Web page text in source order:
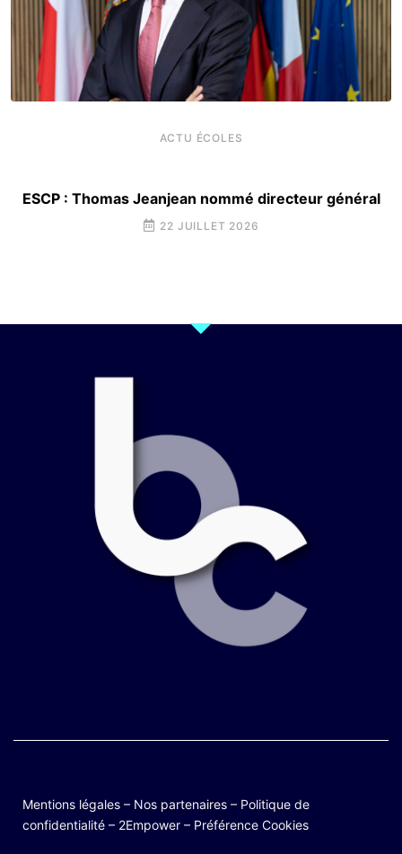
ACTU ÉCOLES
ESCP : Thomas Jeanjean nommé directeur général
22 JUILLET 2026
Mentions légales – Nos partenaires – Politique de
confidentialité – 2Empower – Préférence Cookies